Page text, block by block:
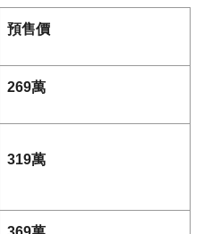
預售價
269萬
319萬